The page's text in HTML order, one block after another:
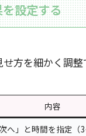
設定する
方を細かく調整
内容
へ」と時間を指定（3